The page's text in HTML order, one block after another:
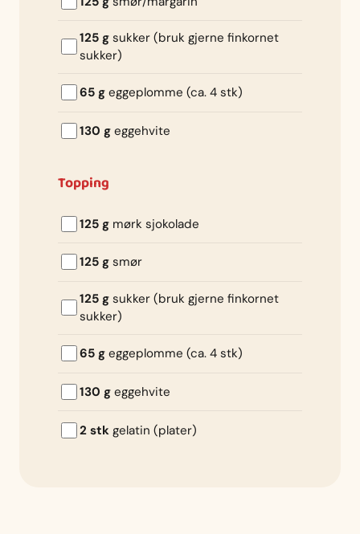
125 g sukker (bruk gjerne finkornet
sukker)
65 g eggeplomme (ca. 4 stk)
130 g eggehvite
Topping
125 g mørk sjokolade
125 g smør
125 g sukker (bruk gjerne finkornet
sukker)
65 g eggeplomme (ca. 4 stk)
130 g eggehvite
2 stk gelatin (plater)